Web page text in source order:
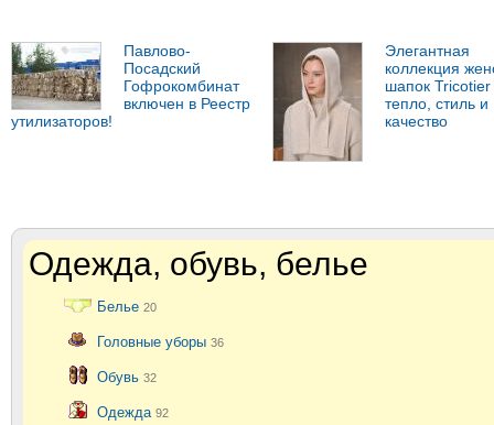
Павлово-
Посадский
Гофрокомбинат
включен в Реестр
утилизаторов!
Элегантная
коллекция
шапок Tricotier
тепло, стиль и
качество
Одежда, обувь, белье
Белье 20
Головные уборы 36
Обувь 32
Одежда 92